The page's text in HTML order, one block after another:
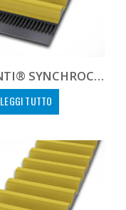
CONTI® SYNCHROCHAIN CARBON CTD 14M 1344 37 C
LEGGI TUTTO